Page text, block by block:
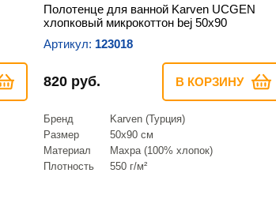
Полотенце для ванной Karven UCGEN
хлопковый микрокоттон bej 50х90
Артикул: 123018
820 руб. В КОРЗИНУ
Бренд
Karven (Турция)
Размер
50х90 см
Материал
Махра (100% хлопок)
Плотность
550 г/м²